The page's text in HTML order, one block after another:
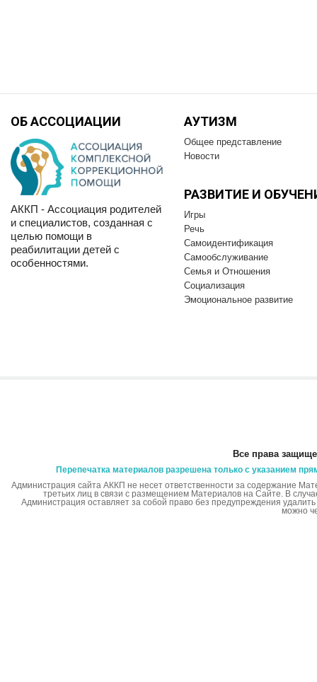
ОБ АССОЦИАЦИИ
АККП - Ассоциация родителей
и специалистов, созданная с
целью помощи в
реабилитации детей с
особенностями.
АУТИЗМ
Общее представление
Новости
РАЗВИТИЕ И
Игры
Речь
Самоидентификация
Самообслуживание
Семья и Отношения
Социализация
Эмоциональное развитие
Все права
Перепечатка материалов разрешена только с указанием
Администрация сайта АККП не несет ответственности за содержание
третьих лиц в связи с размещением Материалов на Сайте. В
Администрация оставляет за собой право без предупреждения
можно